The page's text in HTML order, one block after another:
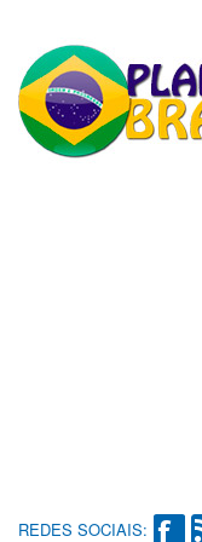
REDES SOCIAIS: